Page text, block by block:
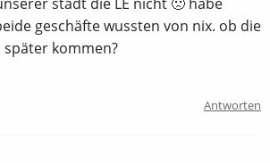
geschäfte wussten von nix. ob die
kommen?
Antworten